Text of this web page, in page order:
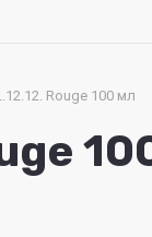
Rouge 100 мл